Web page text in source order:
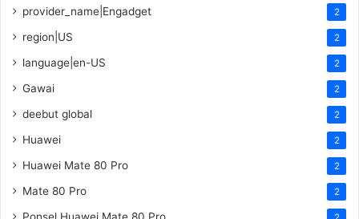
provider_name|Engadget 2
region|US 2
language|en-US 2
Gawai 2
deebut global 2
Huawei 2
Huawei Mate 80 Pro 2
Mate 80 Pro 2